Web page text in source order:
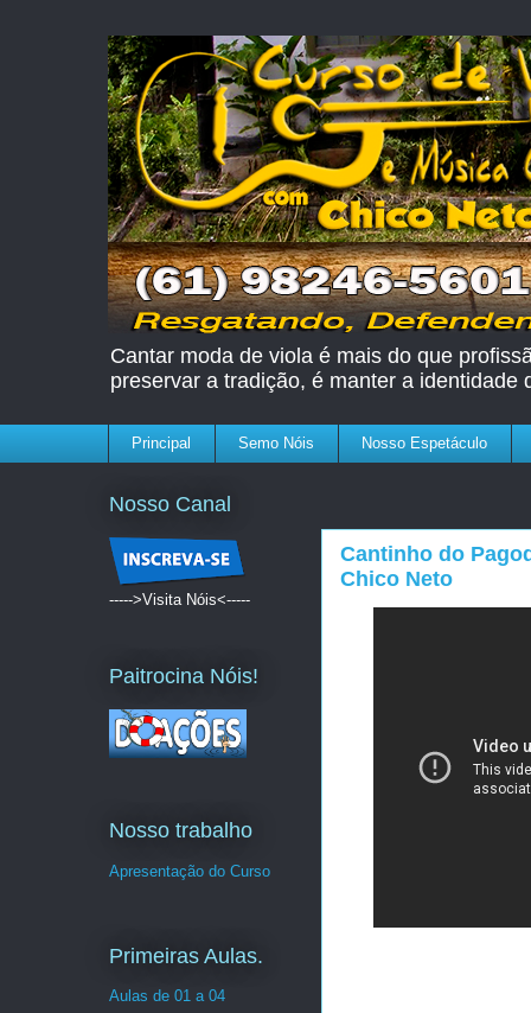
Cantar moda de viola é mais do que
preservar a tradição, é manter a
Principal Semo Nóis Nosso Espetáculo
Cantinho do
Chico Neto
Nosso Canal
----->Visita Nóis<-----
Paitrocina Nóis!
Nosso trabalho
Apresentação do Curso
Primeiras Aulas.
Aulas de 01 a 04